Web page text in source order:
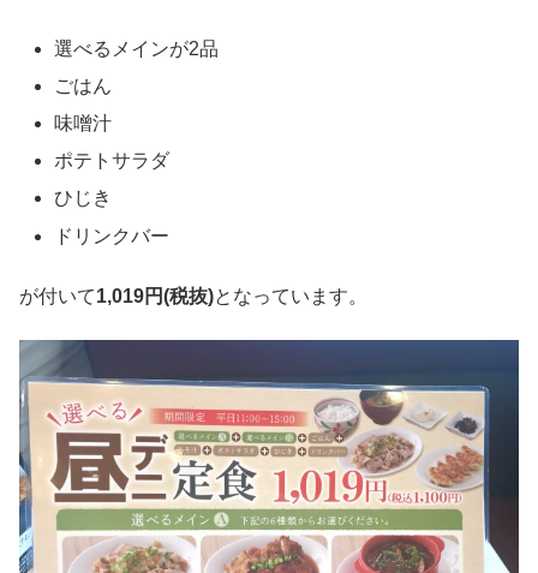
選べるメインが2品
ごはん
味噌汁
ポテトサラダ
ひじき
ドリンクバー
が付いて1,019円(税抜)となっています。